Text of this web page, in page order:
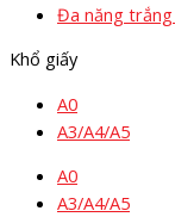
Đa năng trắng
Khổ giấy
A0
A3/A4/A5
A0
A3/A4/A5